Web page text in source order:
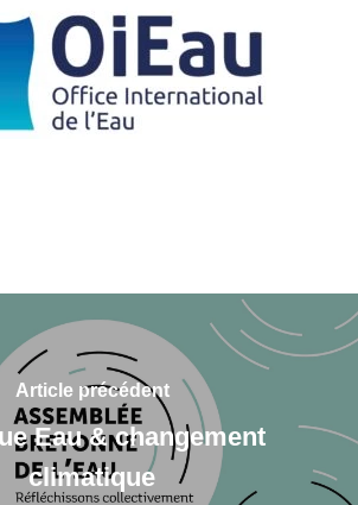
Article précédent
Eau & changement
climatique